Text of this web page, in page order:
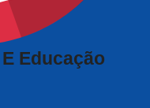
Educação